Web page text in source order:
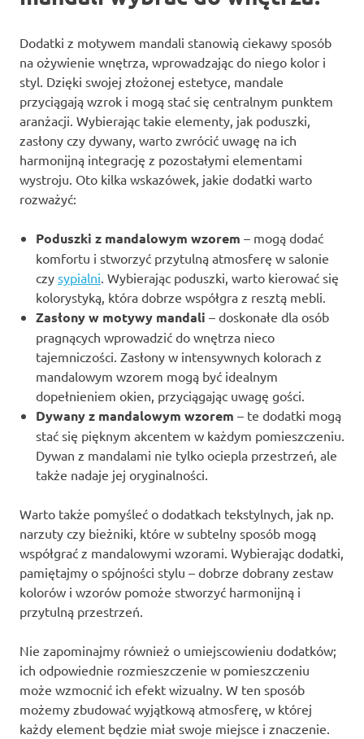
Dodatki z motywem mandali stanowią ciekawy sposób
na ożywienie wnętrza, wprowadzając do niego kolor i
styl. Dzięki swojej złożonej estetyce, mandale
przyciągają wzrok i mogą stać się centralnym punktem
aranżacji. Wybierając takie elementy, jak poduszki,
zasłony czy dywany, warto zwrócić uwagę na ich
harmonijną integrację z pozostałymi elementami
wystroju. Oto kilka wskazówek, jakie dodatki warto
rozważyć:
Poduszki z mandalowym wzorem – mogą dodać
komfortu i stworzyć przytulną atmosferę w salonie
czy sypialni . Wybierając poduszki, warto kierować się
kolorystyką, która dobrze współgra z resztą mebli.
Zasłony w motywy mandali – doskonałe dla osób
pragnących wprowadzić do wnętrza nieco
tajemniczości. Zasłony w intensywnych kolorach z
mandalowym wzorem mogą być idealnym
dopełnieniem okien, przyciągając uwagę gości.
Dywany z mandalowym wzorem – te dodatki mogą
stać się pięknym akcentem w każdym pomieszczeniu.
Dywan z mandalami nie tylko ociepla przestrzeń, ale
także nadaje jej oryginalności.
Warto także pomyśleć o dodatkach tekstylnych, jak np.
narzuty czy bieżniki, które w subtelny sposób mogą
współgrać z mandalowymi wzorami. Wybierając dodatki,
pamiętajmy o spójności stylu – dobrze dobrany zestaw
kolorów i wzorów pomoże stworzyć harmonijną i
przytulną przestrzeń.
Nie zapominajmy również o umiejscowieniu dodatków;
ich odpowiednie rozmieszczenie w pomieszczeniu
może wzmocnić ich efekt wizualny. W ten sposób
możemy zbudować wyjątkową atmosferę, w której
każdy element będzie miał swoje miejsce i znaczenie.